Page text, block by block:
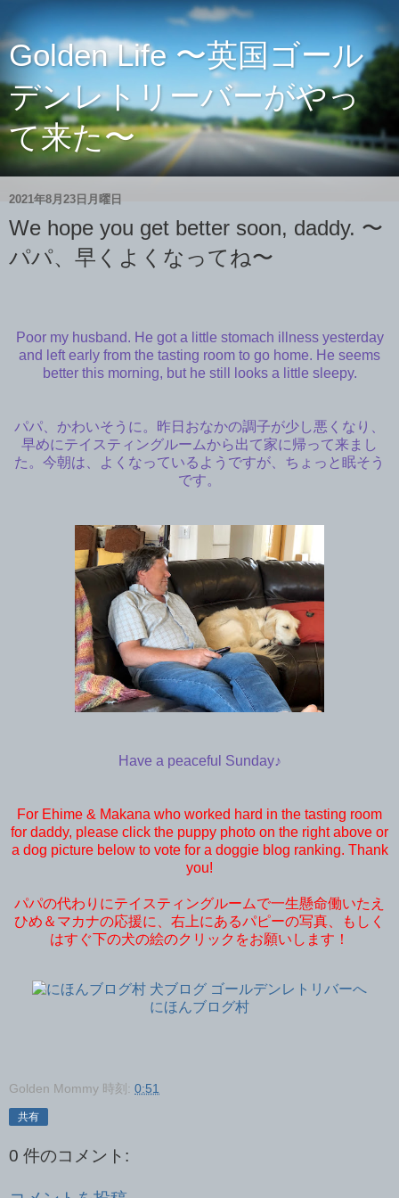
Golden Life 〜英国ゴール
デンレトリーバーがやっ
て来た〜
2021年8月23日月曜日
We hope you get better soon, daddy. 〜
パパ、早くよくなってね〜
Poor my husband. He got a little stomach illness yesterday
and left early from the tasting room to go home. He seems
better this morning, but he still looks a little sleepy.
パパ、かわいそうに。昨日おなかの調子が少し悪くなり、
早めにテイスティングルームから出て家に帰って来まし
た。今朝は、よくなっているようですが、ちょっと眠そう
です。
Have a peaceful Sunday♪
For Ehime & Makana who worked hard in the tasting room
for daddy, please click the puppy photo on the right above or
a dog picture below to vote for a doggie blog ranking. Thank
you!
パパの代わりにテイスティングルームで一生懸命働いたえ
ひめ＆マカナの応援に、右上にあるパピーの写真、もしく
はすぐ下の犬の絵のクリックをお願いします！
にほんブログ村
Golden Mommy 時刻: 0:51
共有
0 件のコメント: